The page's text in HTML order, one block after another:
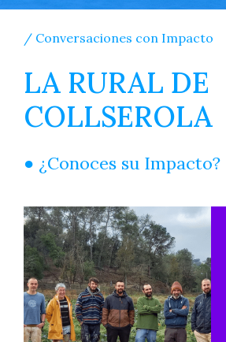
/ Conversaciones con Impacto
LA RURAL DE
COLLSEROLA
● ¿Conoces su Impacto?